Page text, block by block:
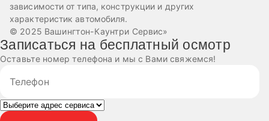
зависимости от типа, конструкции и других
характеристик автомобиля.
© 2025 Вашингтон-Каунтри Сервис»
Записаться на бесплатный осмотр
Оставьте номер телефона и мы с Вами свяжемся!